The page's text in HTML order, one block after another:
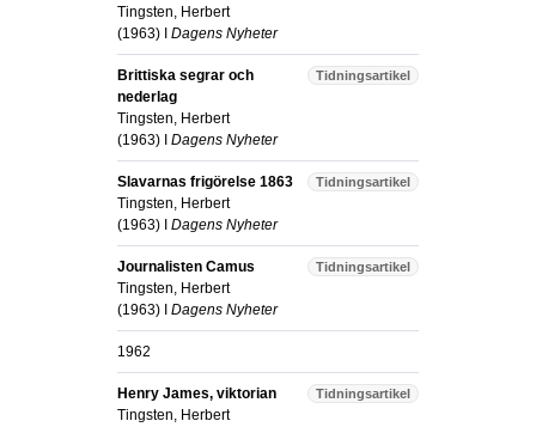
Tingsten, Herbert
(1963) I Dagens Nyheter
Tidningsartikel
Brittiska segrar och
nederlag
Tingsten, Herbert
(1963) I Dagens Nyheter
Tidningsartikel
Slavarnas frigörelse 1863
Tingsten, Herbert
(1963) I Dagens Nyheter
Tidningsartikel
Journalisten Camus
Tingsten, Herbert
(1963) I Dagens Nyheter
1962
Tidningsartikel
Henry James, viktorian
Tingsten, Herbert